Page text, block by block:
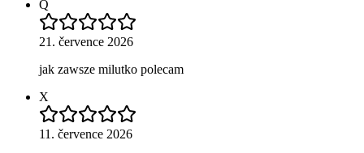
Q
21. července 2026
jak zawsze milutko polecam
X
11. července 2026